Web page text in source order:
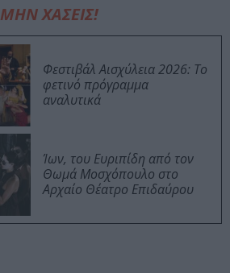
ΜΗΝ ΧΑΣΕΙΣ!
Φεστιβάλ Αισχύλεια 2026: Το
φετινό πρόγραμμα
αναλυτικά
Ίων, του Ευριπίδη από τον
Θωμά Μοσχόπουλο στο
Αρχαίο Θέατρο Επιδαύρου